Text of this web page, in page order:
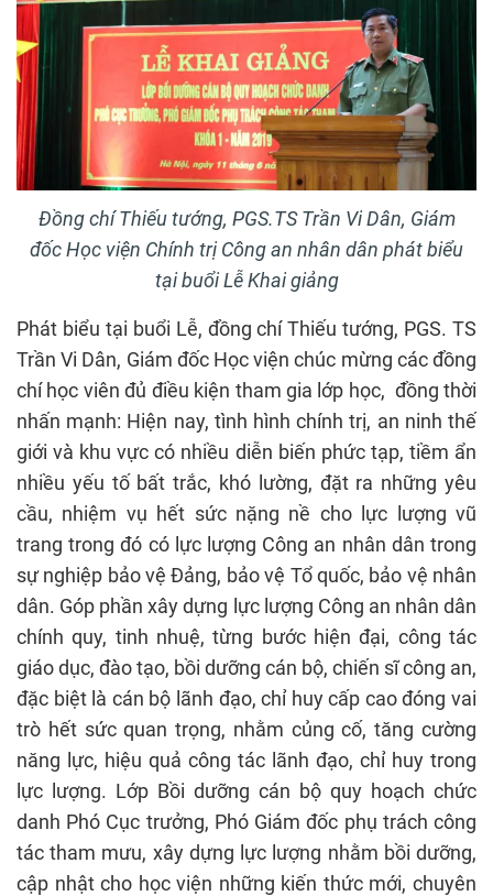
Đồng chí Thiếu tướng, PGS.TS Trần Vi Dân, Giám
đốc Học viện Chính trị Công an nhân dân phát biểu
tại buổi Lễ Khai giảng
Phát biểu tại buổi Lễ, đồng chí Thiếu tướng, PGS. TS
Trần Vi Dân, Giám đốc Học viện chúc mừng các đồng
chí học viên đủ điều kiện tham gia lớp học, đồng thời
nhấn mạnh: Hiện nay, tình hình chính trị, an ninh thế
giới và khu vực có nhiều diễn biến phức tạp, tiềm ẩn
nhiều yếu tố bất trắc, khó lường, đặt ra những yêu
cầu, nhiệm vụ hết sức nặng nề cho lực lượng vũ
trang trong đó có lực lượng Công an nhân dân trong
sự nghiệp bảo vệ Đảng, bảo vệ Tổ quốc, bảo vệ nhân
dân. Góp phần xây dựng lực lượng Công an nhân dân
chính quy, tinh nhuệ, từng bước hiện đại, công tác
giáo dục, đào tạo, bồi dưỡng cán bộ, chiến sĩ công an,
đặc biệt là cán bộ lãnh đạo, chỉ huy cấp cao đóng vai
trò hết sức quan trọng, nhằm củng cố, tăng cường
năng lực, hiệu quả công tác lãnh đạo, chỉ huy trong
lực lượng. Lớp Bồi dưỡng cán bộ quy hoạch chức
danh Phó Cục trưởng, Phó Giám đốc phụ trách công
tác tham mưu, xây dựng lực lượng nhằm bồi dưỡng,
cập nhật cho học viện những kiến thức mới, chuyên